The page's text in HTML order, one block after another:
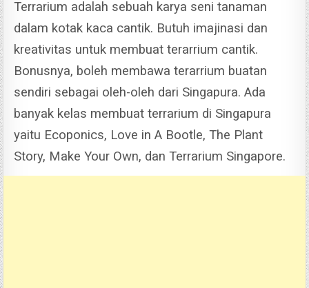
Terrarium adalah sebuah karya seni tanaman
dalam kotak kaca cantik. Butuh imajinasi dan
kreativitas untuk membuat terarrium cantik.
Bonusnya, boleh membawa terarrium buatan
sendiri sebagai oleh-oleh dari Singapura. Ada
banyak kelas membuat terrarium di Singapura
yaitu Ecoponics, Love in A Bootle, The Plant
Story, Make Your Own, dan Terrarium Singapore.